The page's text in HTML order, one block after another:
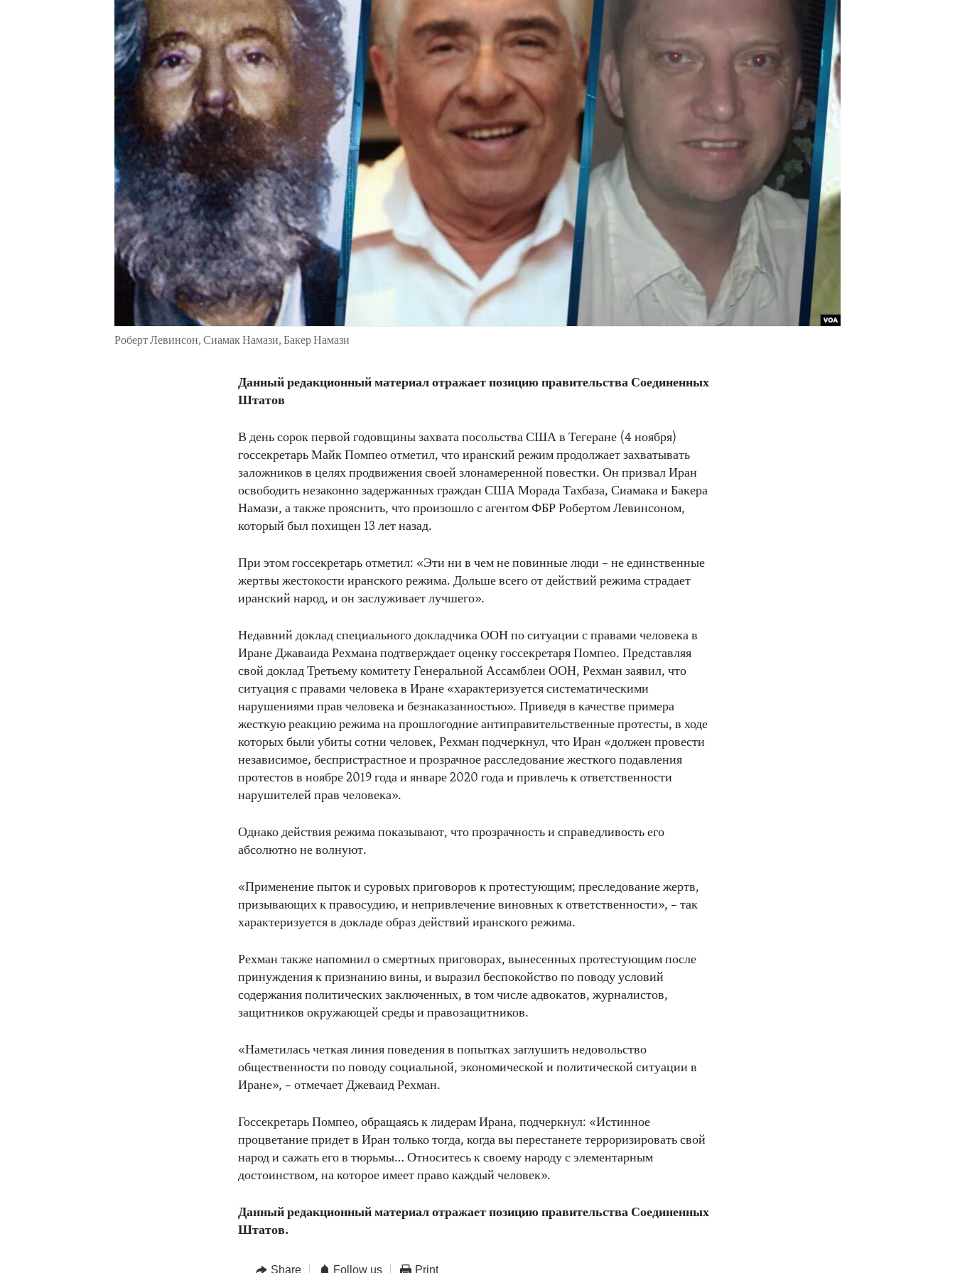
IDEALS AND INSTITUTIONS
Роберт Левинсон, Сиамак Намази, Бакер Намази
Данный редакционный материал отражает позицию правительства Соединенных
Штатов
В день сорок первой годовщины захвата посольства США в Тегеране (4 ноября)
госсекретарь Майк Помпео отметил, что иранский режим продолжает захватывать
заложников в целях продвижения своей злонамеренной повестки. Он призвал Иран
освободить незаконно задержанных граждан США Морада Тахбаза, Сиамака и Бакера
Намази, а также прояснить, что произошло с агентом ФБР Робертом Левинсоном,
который был похищен 13 лет назад.
При этом госсекретарь отметил: «Эти ни в чем не повинные люди – не единственные
жертвы жестокости иранского режима. Дольше всего от действий режима страдает
иранский народ, и он заслуживает лучшего».
Недавний доклад специального докладчика ООН по ситуации с правами человека в
Иране Джаваида Рехмана подтверждает оценку госсекретаря Помпео. Представляя
свой доклад Третьему комитету Генеральной Ассамблеи ООН, Рехман заявил, что
ситуация с правами человека в Иране «характеризуется систематическими
нарушениями прав человека и безнаказанностью». Приведя в качестве примера
жесткую реакцию режима на прошлогодние антиправительственные протесты, в ходе
которых были убиты сотни человек, Рехман подчеркнул, что Иран «должен провести
независимое, беспристрастное и прозрачное расследование жесткого подавления
протестов в ноябре 2019 года и январе 2020 года и привлечь к ответственности
нарушителей прав человека».
Однако действия режима показывают, что прозрачность и справедливость его
абсолютно не волнуют.
«Применение пыток и суровых приговоров к протестующим; преследование жертв,
призывающих к правосудию, и непривлечение виновных к ответственности», – так
характеризуется в докладе образ действий иранского режима.
Рехман также напомнил о смертных приговорах, вынесенных протестующим после
принуждения к признанию вины, и выразил беспокойство по поводу условий
содержания политических заключенных, в том числе адвокатов, журналистов,
защитников окружающей среды и правозащитников.
«Наметилась четкая линия поведения в попытках заглушить недовольство
общественности по поводу социальной, экономической и политической ситуации в
Иране», – отмечает Джеваид Рехман.
Госсекретарь Помпео, обращаясь к лидерам Ирана, подчеркнул: «Истинное
процветание придет в Иран только тогда, когда вы перестанете терроризировать свой
народ и сажать его в тюрьмы… Относитесь к своему народу с элементарным
достоинством, на которое имеет право каждый человек».
Данный редакционный материал отражает позицию правительства Соединенных
Штатов.
Share Follow us Print